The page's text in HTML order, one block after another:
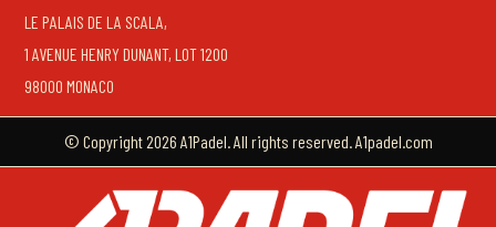
LE PALAIS DE LA SCALA,
1 AVENUE HENRY DUNANT, LOT 1200
98000 MONACO
© Copyright 2026 A1Padel. All rights reserved. A1padel.com